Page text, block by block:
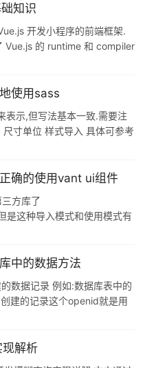
知识
开发小程序的前端框架.
Vue.js 的 runtime 和 compiler
已经不支持vue init命令了,
使用sass
表示,但写法基本一致.需要注
寸单位 样式导入 具体可参考
我们打包的代码.而本次讲解
输出的目录,也是小程序
确的使用vant ui组件
方库了
这种导入模式和使用模式有
保证当前你的微信开发者工
中的数据方法
数据记录 例如:数据库表中的
建的记录这个openid就是用
server-sdk') cloud.init()
解析